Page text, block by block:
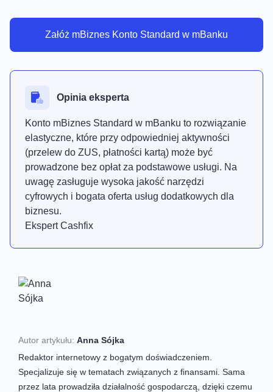
Załóż mBiznes Konto Standard w mBanku
Opinia eksperta
Konto mBiznes Standard w mBanku to rozwiązanie
elastyczne, które przy odpowiedniej aktywności
(przelew do ZUS, płatności kartą) może być
prowadzone bez opłat za podstawowe usługi. Na
uwagę zasługuje wysoka jakość narzędzi
cyfrowych i bogata oferta usług dodatkowych dla
biznesu.
Ekspert Cashfix
Autor artykułu: Anna Sójka
Redaktor internetowy z bogatym doświadczeniem.
Specjalizuje się w tematach związanych z finansami. Sama
przez lata prowadziła działalność gospodarczą, dzięki czemu